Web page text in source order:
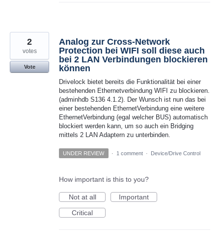
Analog zur Cross-Network
Protection bei WIFI soll diese auch
bei 2 LAN Verbindungen blockieren
können
Drivelock bietet bereits die Funktionalität bei einer
bestehenden Ethernetverbindung WIFI zu blockieren.
(adminhdb S136 4.1.2). Der Wunsch ist nun das bei
einer bestehenden EthernetVerbindung eine weitere
EthernetVerbindung (egal welcher BUS) automatisch
blockiert werden kann, um so auch ein Bridging
mittels 2 LAN Adaptern zu unterbinden.
2
votes
Vote
UNDER REVIEW · 1 comment · Device/Drive Control
How important is this to you?
Not at all
Important
Critical